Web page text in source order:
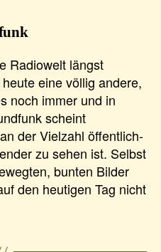
Radiowelt längst
eine völlig andere,
noch immer und in
scheint
der Vielzahl öffentlich-
zu sehen ist. Selbst
bunten Bilder
den heutigen Tag nicht